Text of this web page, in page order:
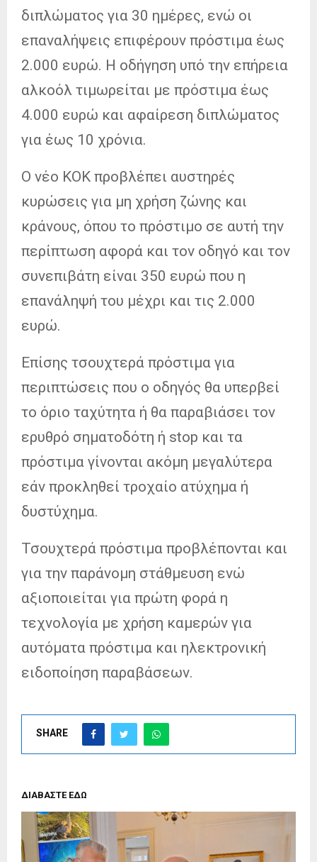
διπλώματος για 30 ημέρες, ενώ οι
επαναλήψεις επιφέρουν πρόστιμα έως
2.000 ευρώ. Η οδήγηση υπό την επήρεια
αλκοόλ τιμωρείται με πρόστιμα έως
4.000 ευρώ και αφαίρεση διπλώματος
για έως 10 χρόνια.
Ο νέο ΚΟΚ προβλέπει αυστηρές
κυρώσεις για μη χρήση ζώνης και
κράνους, όπου το πρόστιμο σε αυτή την
περίπτωση αφορά και τον οδηγό και τον
συνεπιβάτη είναι 350 ευρώ που η
επανάληψή του μέχρι και τις 2.000
ευρώ.
Επίσης τσουχτερά πρόστιμα για
περιπτώσεις που ο οδηγός θα υπερβεί
το όριο ταχύτητα ή θα παραβιάσει τον
ερυθρό σηματοδότη ή stop και τα
πρόστιμα γίνονται ακόμη μεγαλύτερα
εάν προκληθεί τροχαίο ατύχημα ή
δυστύχημα.
Τσουχτερά πρόστιμα προβλέπονται και
για την παράνομη στάθμευση ενώ
αξιοποιείται για πρώτη φορά η
τεχνολογία με χρήση καμερών για
αυτόματα πρόστιμα και ηλεκτρονική
ειδοποίηση παραβάσεων.
SHARE
ΔΙΑΒΑΣΤΕ ΕΔΩ